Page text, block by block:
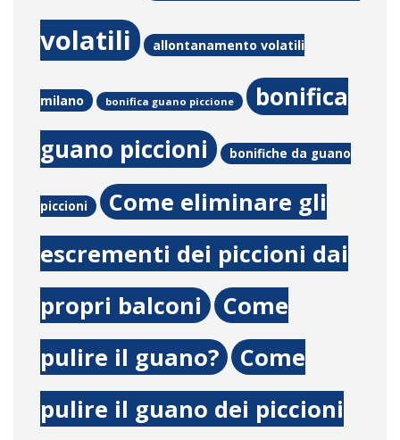
volatili
allontanamento volatili
milano bonifica guano piccione
bonifica
guano piccioni
bonifiche da guano
piccioni
Come eliminare gli
escrementi dei piccioni dai
propri balconi
Come
pulire il guano?
Come
pulire il guano dei piccioni